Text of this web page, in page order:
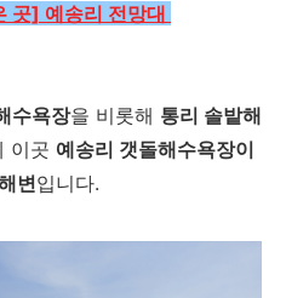
곳] 예송리 전망대
수욕장을 비롯해 통리 솔밭해
이곳 예송리 갯돌해수욕장이
변입니다.